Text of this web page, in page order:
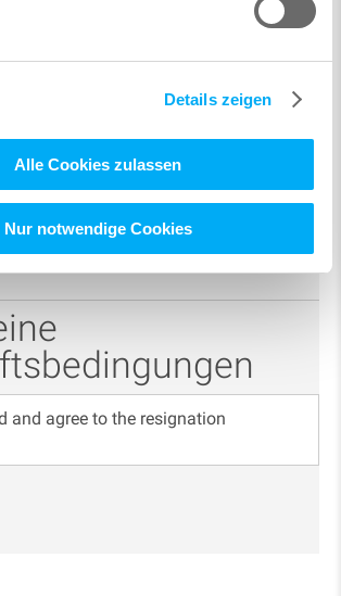
Details zeigen
Alle Cookies zulassen
Nur notwendige Cookies